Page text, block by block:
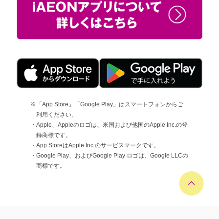
※「App Store」「Google Play」はスマートフォンからご
利用ください。
・Apple、Appleのロゴは、米国および他国のApple Inc.の登
録商標です。
・App StoreはApple Inc.のサービスマークです。
・Google Play、およびGoogle Play ロゴは、Google LLCの
商標です。